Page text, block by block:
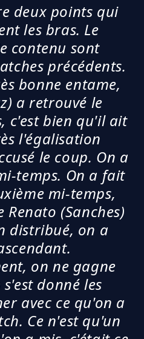
deux points qui
les bras. Le
contenu sont
précédents.
bonne entame,
a retrouvé le
c'est bien qu'il ait
l'égalisation
le coup. On a
temps. On a fait
mi-temps,
(Sanches)
distribué, on a
on ne gagne
donné les
avec ce qu'on a
Ce n'est qu'un